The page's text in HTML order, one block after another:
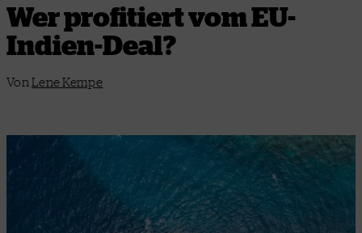
Wer profitiert vom EU-
Indien-Deal?
Von Lene Kempe